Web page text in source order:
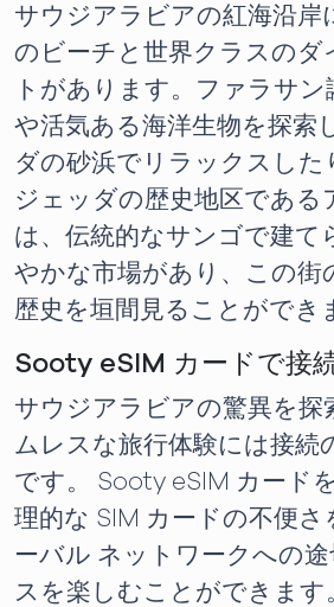
サウジアラビアの紅海沿岸
のビーチと世界クラスのダ
トがあります。ファラサ
や活気ある海洋生物を探索
ダの砂浜でリラックスした
ジェッダの歴史地区である
は、伝統的なサンゴで建て
やかな市場があり、この街
歴史を垣間見ることができ
Sooty eSIM カードで接
サウジアラビアの驚異を探
ムレスな旅行体験には接続
です。 Sooty eSIM カード
理的な SIM カードの不便さ
ーバル ネットワークへの
スを楽しむことができます